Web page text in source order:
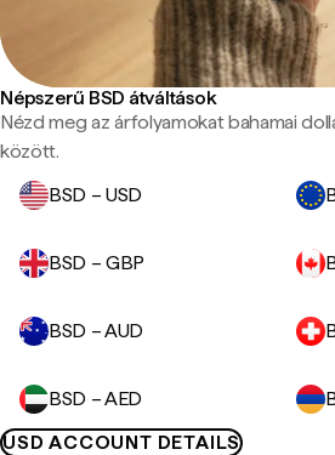
Népszerű BSD átváltások
Nézd meg az árfolyamokat bahamai
között.
BSD – USD
BSD – GBP
BSD – AUD
BSD – AED
USD ACCOUNT DETAILS